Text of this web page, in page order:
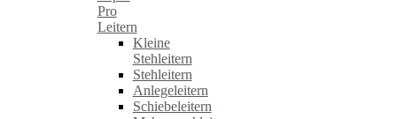
Pro
Leitern
Kleine
Stehleitern
Stehleitern
Anlegeleitern
Schiebeleitern